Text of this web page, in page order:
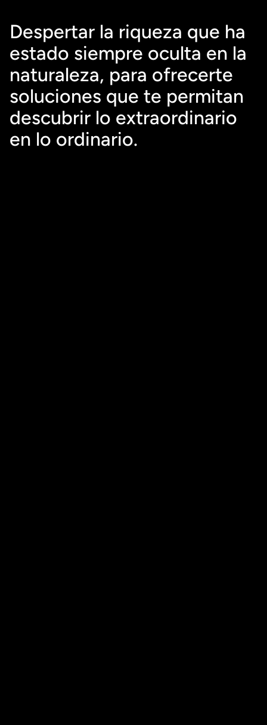
Despertar la riqueza que ha
estado siempre oculta en la
naturaleza, para ofrecerte
soluciones que te permitan
descubrir lo extraordinario
en lo ordinario.